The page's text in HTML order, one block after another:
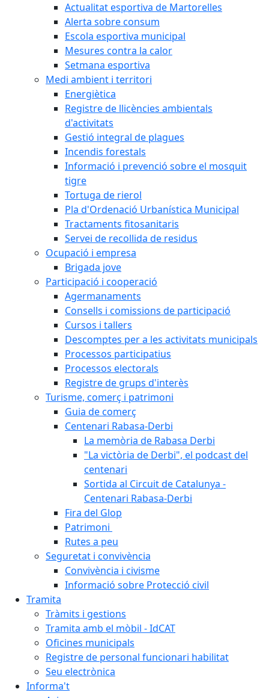
Actualitat esportiva de Martorelles
Alerta sobre consum
Escola esportiva municipal
Mesures contra la calor
Setmana esportiva
Medi ambient i territori
Energiètica
Registre de llicències ambientals
d'activitats
Gestió integral de plagues
Incendis forestals
Informació i prevenció sobre el mosquit
tigre
Tortuga de rierol
Pla d'Ordenació Urbanística Municipal
Tractaments fitosanitaris
Servei de recollida de residus
Ocupació i empresa
Brigada jove
Participació i cooperació
Agermanaments
Consells i comissions de participació
Cursos i tallers
Descomptes per a les activitats municipals
Processos participatius
Processos electorals
Registre de grups d'interès
Turisme, comerç i patrimoni
Guia de comerç
Centenari Rabasa-Derbi
La memòria de Rabasa Derbi
"La victòria de Derbi", el podcast del
centenari
Sortida al Circuit de Catalunya -
Centenari Rabasa-Derbi
Fira del Glop
Patrimoni
Rutes a peu
Seguretat i convivència
Convivència i civisme
Informació sobre Protecció civil
Tramita
Tràmits i gestions
Tramita amb el mòbil - IdCAT
Oficines municipals
Registre de personal funcionari habilitat
Seu electrònica
Informa't